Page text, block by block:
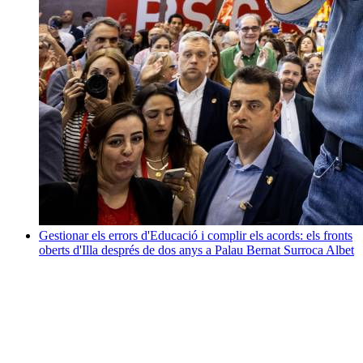
Gestionar els errors d'Educació i complir els acords: els fronts
oberts d'Illa després de dos anys a Palau Bernat Surroca Albet